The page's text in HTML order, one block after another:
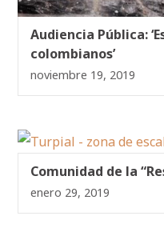
Audiencia Pública:
colombianos’
noviembre 19, 2019
Comunidad de la
enero 29, 2019